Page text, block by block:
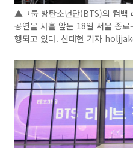
▲그룹 방탄소년단(BTS)의 컴백
공연을 사흘 앞둔 18일 서울 종
행되고 있다. 신태현 기자